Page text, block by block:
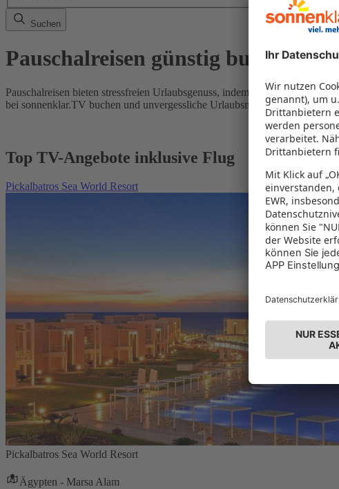
Suchen
Pauschalreisen günstig buchen
Pauschalreisen bieten stressfreien Urlaubsgenuss, indem Flug und Hotel
bei sonnenklar.TV buchen und unvergessliche Urlaubsmomente erleben!
Top TV-Angebote inklusive Flug
Pickalbatros Sea World Resort
Pickalbatros Sea World Resort
Ägypten - Marsa Alam